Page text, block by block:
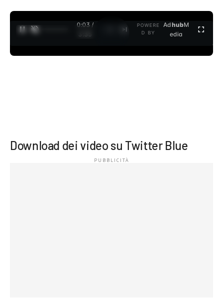
0:04 /
3:35
POWERE
D BY
AdhubM
edia
Download dei video su Twitter Blue